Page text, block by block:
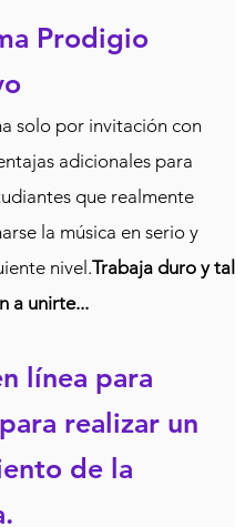
Prodigio
solo por invitación con
adicionales para
que realmente
la música en serio y
nivel.Trabaja duro y tal
a unirte...
línea para
realizar un
de la